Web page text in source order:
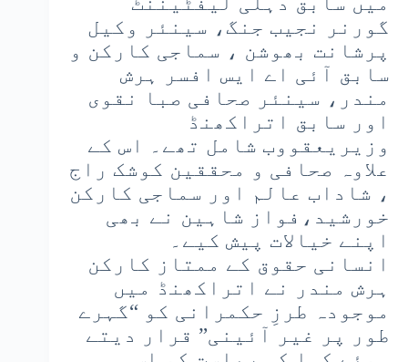
گورنر نجیب جنگ، سینئر وکیل
پرشانت بھوشن ، سماجی کارکن و
سابق آئی اے ایس افسر ہرش
مندر، سینئر صحافی صبا نقوی
اور سابق اتراکھنڈ
وزیریعقووب شامل تھے۔ اس کے
علاوہ صحافی و محققین کوشک راج
، شاداب عالم اور سماجی کارکن
خورشید،فواز شاہین نے بھی
اپنے خیالات پیش کیے۔
انسانی حقوق کے ممتاز کارکن
ہرش مندر نے اتراکھنڈ میں
موجودہ طرزِ حکمرانی کو “گہرے
طور پر غیر آئینی” قرار دیتے